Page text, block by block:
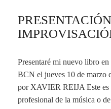
Presentaré mi nuevo libro
BCN el jueves 10 de marzo
por XAVIER REIJA Este
profesional de la música o